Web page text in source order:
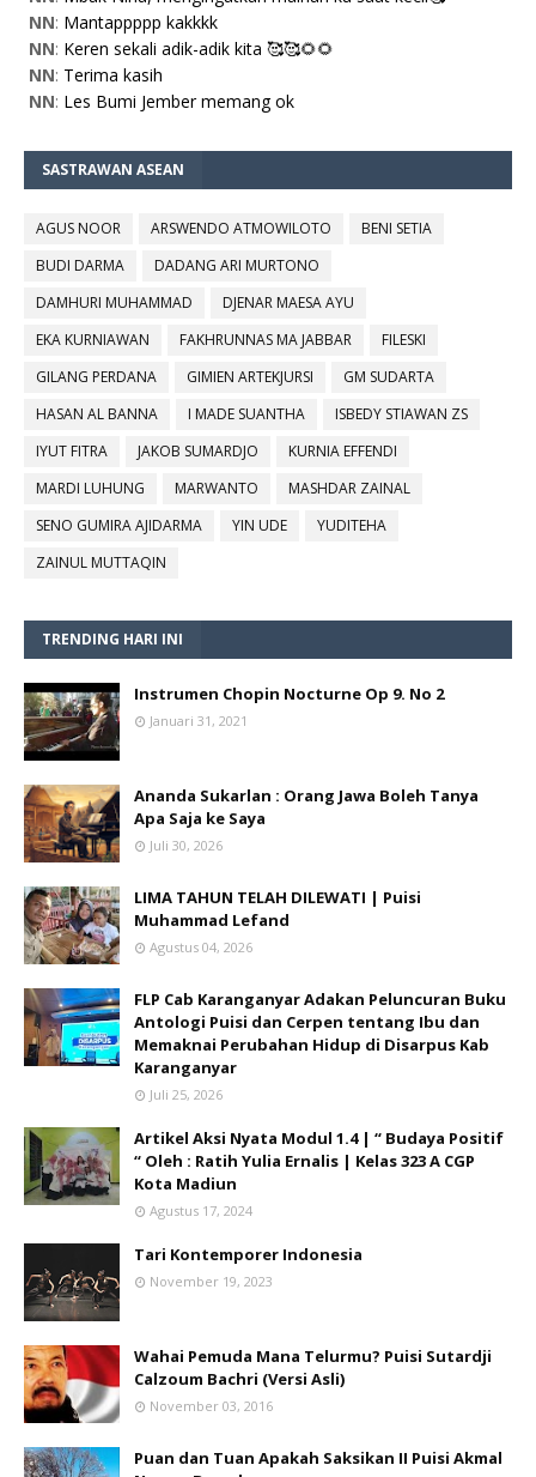
NN: Mantappppp kakkkk
NN: Keren sekali adik-adik kita 🥰🥰🌻🌻
NN: Terima kasih
NN: Les Bumi Jember memang ok
SASTRAWAN ASEAN
AGUS NOOR ARSWENDO ATMOWILOTO
BENI SETIA
BUDI DARMA
DADANG ARI MURTONO
DAMHURI MUHAMMAD
DJENAR MAESA AYU
EKA KURNIAWAN
FAKHRUNNAS MA JABBAR
FILESKI
GILANG PERDANA
GIMIEN ARTEKJURSI
GM SUDARTA
HASAN AL BANNA
I MADE SUANTHA
ISBEDY STIAWAN ZS
IYUT FITRA
JAKOB SUMARDJO
KURNIA EFFENDI
MARDI LUHUNG
MARWANTO
MASHDAR ZAINAL
SENO GUMIRA AJIDARMA
YIN UDE
YUDITEHA
ZAINUL MUTTAQIN
TRENDING HARI INI
Instrumen Chopin Nocturne Op 9. No 2
Januari 31, 2021
Ananda Sukarlan : Orang Jawa Boleh Tanya
Apa Saja ke Saya
Juli 30, 2026
LIMA TAHUN TELAH DILEWATI | Puisi
Muhammad Lefand
Agustus 04, 2026
FLP Cab Karanganyar Adakan Peluncuran Buku
Antologi Puisi dan Cerpen tentang Ibu dan
Memaknai Perubahan Hidup di Disarpus Kab
Karanganyar
Juli 25, 2026
Artikel Aksi Nyata Modul 1.4 | “ Budaya Positif
“ Oleh : Ratih Yulia Ernalis | Kelas 323 A CGP
Kota Madiun
Agustus 17, 2024
Tari Kontemporer Indonesia
November 19, 2023
Wahai Pemuda Mana Telurmu? Puisi Sutardji
Calzoum Bachri (Versi Asli)
November 03, 2016
Puan dan Tuan Apakah Saksikan II Puisi Akmal